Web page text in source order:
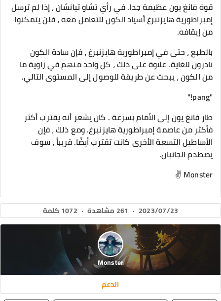
قوة فانغ يون عظيمة جدا. في رأي تشاو تيانشان ، إذا لم ترسل
إمبراطورية هايزنبرغ أسياد الكون للتعامل معه ، فلن يتمكنوا
من إيقافه.
بالطبع ، حتى في إمبراطورية هايزنبرغ ، فإن سادة الكون
نادرون للغاية. علاوة على ذلك ، كل واحد منهم في زاوية ما
من الكون ، يبحث عن طريقة للوصول إلى المستوى التالي.
"pang!"
طار فانغ يون إلى الأمام بسرعة . كان يشعر أنه يقترب أكثر
فأكثر من عاصمة إمبراطورية هايزنبرغ. ومع ذلك ، فإن
الأساطيل التسعة الأخرى كانت تقترب أيضًا. قريباً ، سوف
يصطدم الجانبان.
Monster ✌️
2023/07/23
· 261 مشاهدة · 1072 كلمة
Monster
الدعم